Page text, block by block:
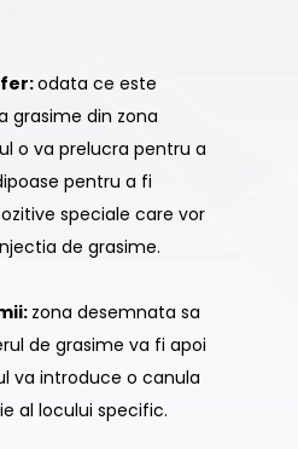
odata ce este
grasime din zona
o va prelucra pentru a
pentru a fi
speciale care vor
de grasime.
zona desemnata sa
de grasime va fi apoi
va introduce o canula
al locului specific.